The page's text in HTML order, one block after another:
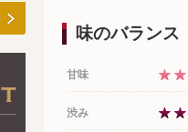
味のバランス
甘味
渋み